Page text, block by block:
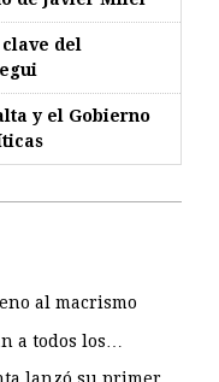
del
y el Gobierno
al macrismo
a todos los…